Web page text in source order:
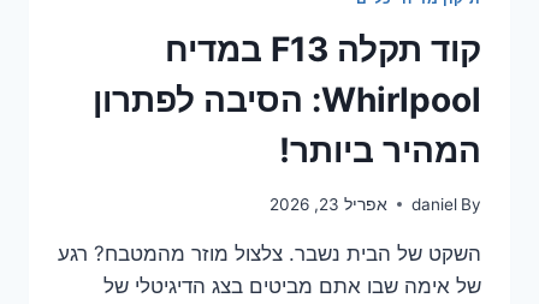
טבעיים
קוד תקלה F13 במדיח
Whirlpool: הסיבה לפתרון
המהיר ביותר!
By
daniel אפריל 23, 2026
השקט של הבית נשבר. צלצול מוזר מהמטבח? רגע
של אימה שבו אתם מביטים בצג הדיגיטלי של